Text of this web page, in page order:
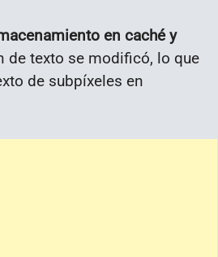
en caché y
de texto se modificó, lo que
de subpíxeles en